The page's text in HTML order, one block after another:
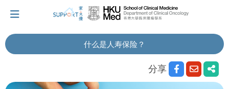
什么是人寿保险？
分享